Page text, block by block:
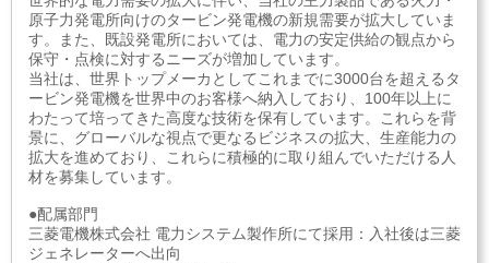
原子力発電所向けのタービン発電機の新規需要が拡大していま
す。また、既設発電所においては、電力の安定供給の観点から
保守・点検に対するニーズが増加しています。
当社は、世界トップメーカとしてこれまでに3000台を超えるタ
ービン発電機を世界中のお客様へ納入しており、100年以上に
わたって培ってきた高度な技術を保有しています。これらを背
景に、グローバルな視点で更なるビジネスの拡大、生産能力の
拡大を進めており、これらに積極的に取り組んでいただける人
材を募集しています。
●配属部門
三菱電機株式会社 電力システム製作所にて採用：入社後は三菱
ジェネレーターへ出向